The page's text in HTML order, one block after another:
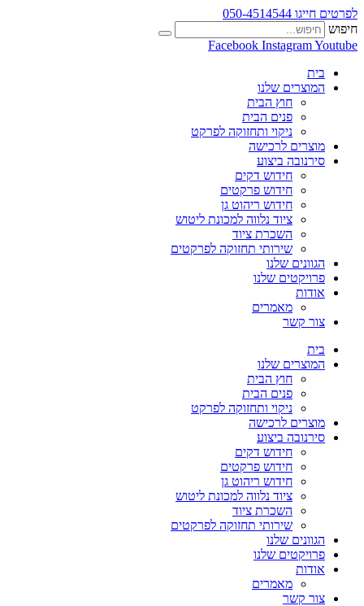
לפרטים חייגו 050-4514544
חיפוש
Facebook InstagramYoutube
בית
המוצרים שלנו
חוץ הבית
פנים הבית
ניקוי ותחזוקה לפרקט
מוצרים לרכישה
סירנובה ביצוע
חידוש דקים
חידוש פרקטים
חידוש ריהוט גן
ציוד נלווה למכונת ליטוש
השכרת ציוד
שירותי תחזוקה לפרקטים
הגוונים שלנו
פרויקטים שלנו
אודות
מאמרים
צור קשר
בית
המוצרים שלנו
חוץ הבית
פנים הבית
ניקוי ותחזוקה לפרקט
מוצרים לרכישה
סירנובה ביצוע
חידוש דקים
חידוש פרקטים
חידוש ריהוט גן
ציוד נלווה למכונת ליטוש
השכרת ציוד
שירותי תחזוקה לפרקטים
הגוונים שלנו
פרויקטים שלנו
אודות
מאמרים
צור קשר